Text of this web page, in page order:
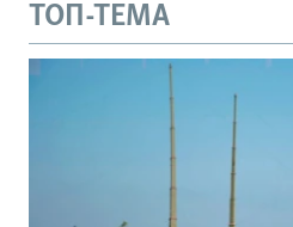
ТОП-ТЕМА